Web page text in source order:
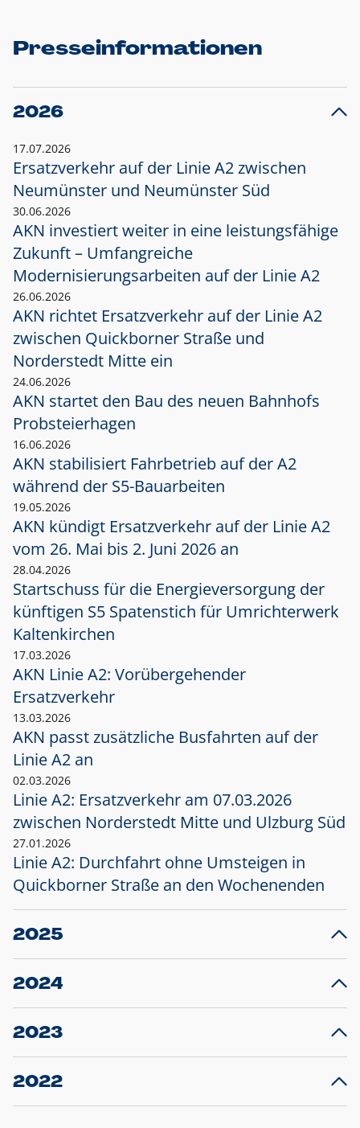
Presseinformationen
2026
17.07.2026
Ersatzverkehr auf der Linie A2 zwischen
Neumünster und Neumünster Süd
30.06.2026
AKN investiert weiter in eine leistungsfähige
Zukunft – Umfangreiche
Modernisierungsarbeiten auf der Linie A2
26.06.2026
AKN richtet Ersatzverkehr auf der Linie A2
zwischen Quickborner Straße und
Norderstedt Mitte ein
24.06.2026
AKN startet den Bau des neuen Bahnhofs
Probsteierhagen
16.06.2026
AKN stabilisiert Fahrbetrieb auf der A2
während der S5-Bauarbeiten
19.05.2026
AKN kündigt Ersatzverkehr auf der Linie A2
vom 26. Mai bis 2. Juni 2026 an
28.04.2026
Startschuss für die Energieversorgung der
künftigen S5 Spatenstich für Umrichterwerk
Kaltenkirchen
17.03.2026
AKN Linie A2: Vorübergehender
Ersatzverkehr
13.03.2026
AKN passt zusätzliche Busfahrten auf der
Linie A2 an
02.03.2026
Linie A2: Ersatzverkehr am 07.03.2026
zwischen Norderstedt Mitte und Ulzburg Süd
27.01.2026
Linie A2: Durchfahrt ohne Umsteigen in
Quickborner Straße an den Wochenenden
2025
23.12.2025
Projekt S5: Start der Bauarbeiten am
2024
10.12.2024
Großprojekt S5: Sperrung der Bahnstraße in
2023
20.12.2023
Schleswig-Holstein verlängert den
2022
22.12.2022